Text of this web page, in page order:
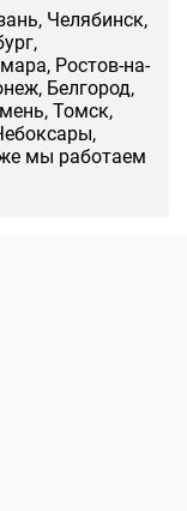
Челябинск,
Ростов-на-
Белгород,
Томск,
мы работаем